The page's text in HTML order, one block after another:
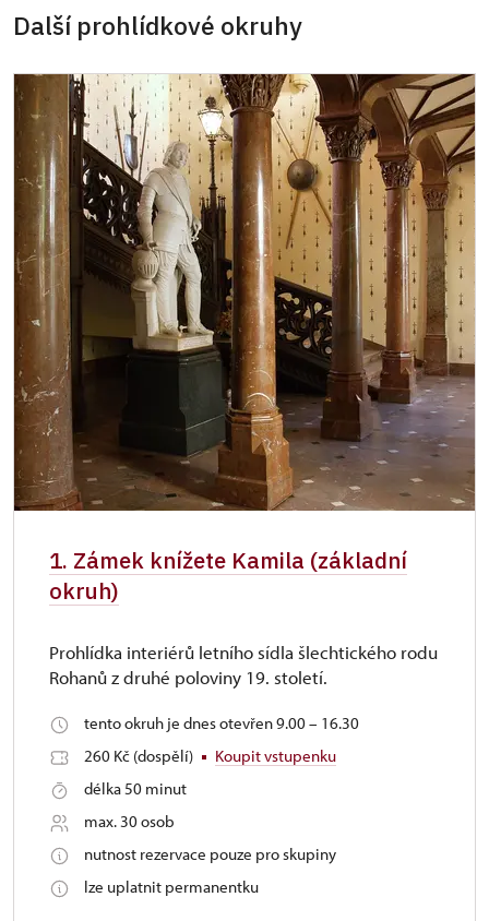
Další prohlídkové okruhy
1. Zámek knížete Kamila (základní
okruh)
Prohlídka interiérů letního sídla šlechtického rodu
Rohanů z druhé poloviny 19. století.
tento okruh je dnes otevřen 9.00 – 16.30
260 Kč (dospělí)
Koupit vstupenku
délka 50 minut
max. 30 osob
nutnost rezervace pouze pro skupiny
lze uplatnit permanentku